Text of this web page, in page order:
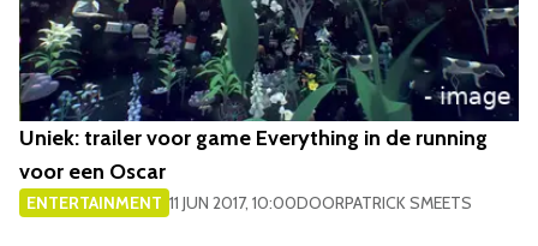
Uniek: trailer voor game Everything in de running
voor een Oscar
ENTERTAINMENT 11 JUN 2017, 10:00DOORPATRICK SMEETS